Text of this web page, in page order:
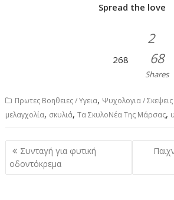
Spread the love
268
2
68
Shares
Πρωτες Βοηθειες / Υγεια, Ψυχολογια / Σκεψεις
μελαγχολία, σκυλιά,Τα ΣκυλοΝέα Της Μάρσας,
P
o
Συνταγή για φυτική
οδοντόκρεμα